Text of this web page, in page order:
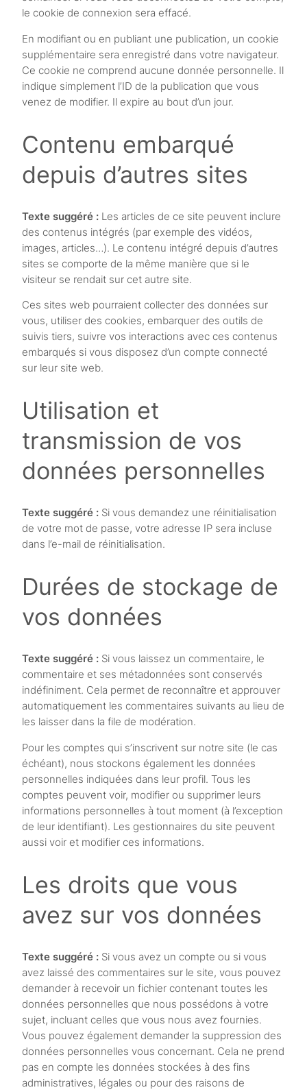
le cookie de connexion sera effacé.
En modifiant ou en publiant une publication, un cookie
supplémentaire sera enregistré dans votre navigateur.
Ce cookie ne comprend aucune donnée personnelle. Il
indique simplement l’ID de la publication que vous
venez de modifier. Il expire au bout d’un jour.
Contenu embarqué
depuis d’autres sites
Texte suggéré : Les articles de ce site peuvent inclure
des contenus intégrés (par exemple des vidéos,
images, articles…). Le contenu intégré depuis d’autres
sites se comporte de la même manière que si le
visiteur se rendait sur cet autre site.
Ces sites web pourraient collecter des données sur
vous, utiliser des cookies, embarquer des outils de
suivis tiers, suivre vos interactions avec ces contenus
embarqués si vous disposez d’un compte connecté
sur leur site web.
Utilisation et
transmission de vos
données personnelles
Texte suggéré : Si vous demandez une réinitialisation
de votre mot de passe, votre adresse IP sera incluse
dans l’e-mail de réinitialisation.
Durées de stockage de
vos données
Texte suggéré : Si vous laissez un commentaire, le
commentaire et ses métadonnées sont conservés
indéfiniment. Cela permet de reconnaître et approuver
automatiquement les commentaires suivants au lieu de
les laisser dans la file de modération.
Pour les comptes qui s’inscrivent sur notre site (le cas
échéant), nous stockons également les données
personnelles indiquées dans leur profil. Tous les
comptes peuvent voir, modifier ou supprimer leurs
informations personnelles à tout moment (à l’exception
de leur identifiant). Les gestionnaires du site peuvent
aussi voir et modifier ces informations.
Les droits que vous
avez sur vos données
Texte suggéré : Si vous avez un compte ou si vous
avez laissé des commentaires sur le site, vous pouvez
demander à recevoir un fichier contenant toutes les
données personnelles que nous possédons à votre
sujet, incluant celles que vous nous avez fournies.
Vous pouvez également demander la suppression des
données personnelles vous concernant. Cela ne prend
pas en compte les données stockées à des fins
administratives, légales ou pour des raisons de